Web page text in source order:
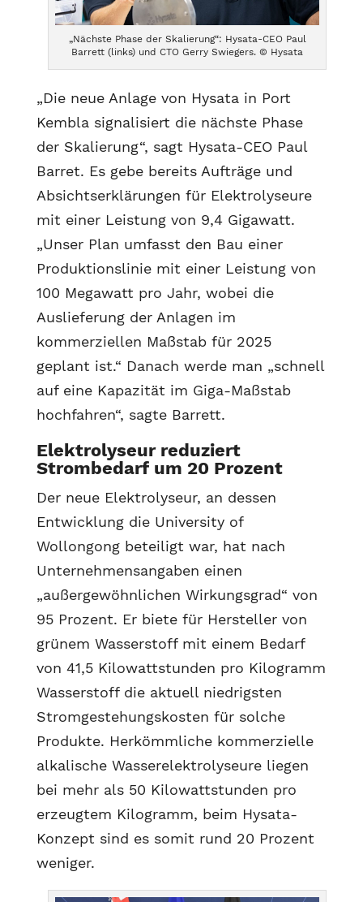
„Nächste Phase der Skalierung“: Hysata-CEO Paul
Barrett (links) und CTO Gerry Swiegers. © Hysata
„Die neue Anlage von Hysata in Port
Kembla signalisiert die nächste Phase
der Skalierung“, sagt Hysata-CEO Paul
Barret. Es gebe bereits Aufträge und
Absichtserklärungen für Elektrolyseure
mit einer Leistung von 9,4 Gigawatt.
„Unser Plan umfasst den Bau einer
Produktionslinie mit einer Leistung von
100 Megawatt pro Jahr, wobei die
Auslieferung der Anlagen im
kommerziellen Maßstab für 2025
geplant ist.“ Danach werde man „schnell
auf eine Kapazität im Giga-Maßstab
hochfahren“, sagte Barrett.
Elektrolyseur reduziert
Strombedarf um 20 Prozent
Der neue Elektrolyseur, an dessen
Entwicklung die University of
Wollongong beteiligt war, hat nach
Unternehmensangaben einen
„außergewöhnlichen Wirkungsgrad“ von
95 Prozent. Er biete für Hersteller von
grünem Wasserstoff mit einem Bedarf
von 41,5 Kilowattstunden pro Kilogramm
Wasserstoff die aktuell niedrigsten
Stromgestehungskosten für solche
Produkte. Herkömmliche kommerzielle
alkalische Wasserelektrolyseure liegen
bei mehr als 50 Kilowattstunden pro
erzeugtem Kilogramm, beim Hysata-
Konzept sind es somit rund 20 Prozent
weniger.